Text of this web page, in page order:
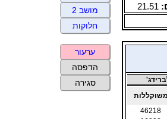
21.51
משוקללות
46218
מושב 2
חלוקות
ערעור
הדפסה
סגירה